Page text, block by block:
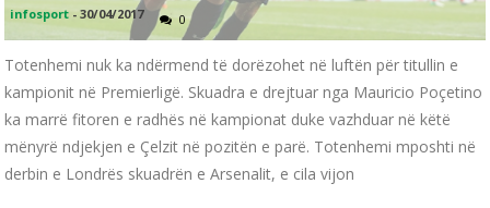
infosport -30/04/2017 0
Totenhemi nuk ka ndërmend të dorëzohet në luftën për titullin e
kampionit në Premierligë. Skuadra e drejtuar nga Mauricio Poçetino
ka marrë fitoren e radhës në kampionat duke vazhduar në këtë
mënyrë ndjekjen e Çelzit në pozitën e parë. Totenhemi mposhti në
derbin e Londrës skuadrën e Arsenalit, e cila vijon